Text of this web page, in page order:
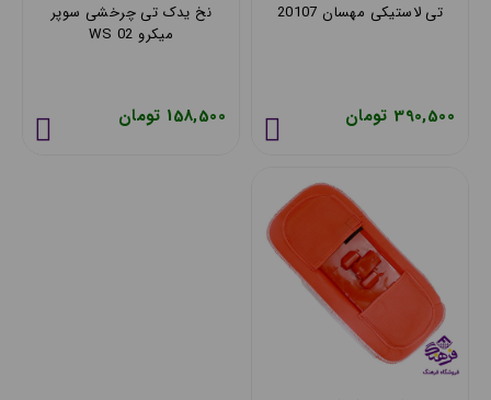
تی لاستیکی مهسان 20107
390,500 تومان
نخ یدک تی چرخشی سوپر
میکرو WS 02
158,500 تومان